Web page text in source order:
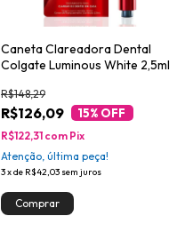
Caneta Clareadora Dental
Colgate Luminous White 2,5ml
R$126,09
R$148,29
15% OFF
3xde R$42,03 sem juros
R$122,31 com Pix
Atenção, última peça!